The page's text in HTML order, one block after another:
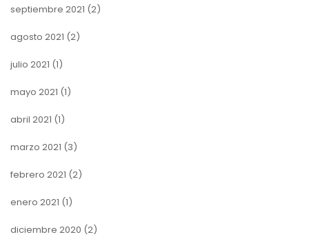
septiembre 2021 (2)
agosto 2021 (2)
julio 2021 (1)
mayo 2021 (1)
abril 2021 (1)
marzo 2021 (3)
febrero 2021 (2)
enero 2021 (1)
diciembre 2020 (2)